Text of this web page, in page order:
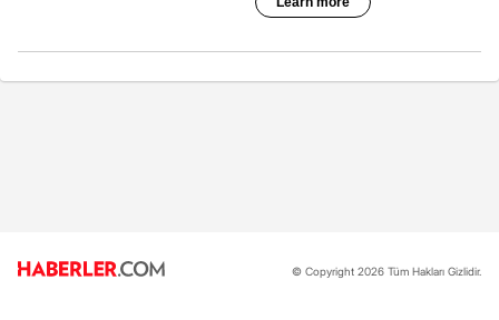
© Copyright 2026 Tüm Hakları Gizlidir.